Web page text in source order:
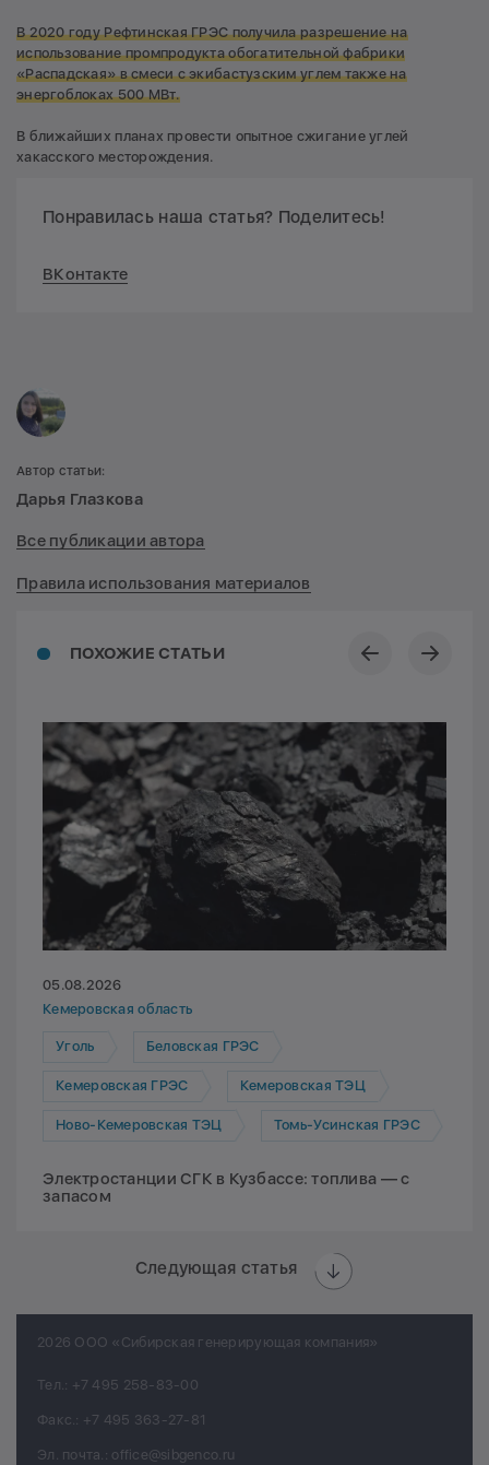
В 2020 году Рефтинская ГРЭС получила разрешение на
использование промпродукта обогатительной фабрики
«Распадская» в смеси с экибастузским углем также на
энергоблоках 500 МВт.
В ближайших планах провести опытное сжигание углей
хакасского месторождения.
Понравилась наша статья? Поделитесь!
ВКонтакте
ПОХОЖИЕ СТАТЬИ
05.08.2026
Кемеровская область
Уголь Беловская ГРЭС
Кемеровская ГРЭС Кемеровская ТЭЦ
Ново-Кемеровская ТЭЦ Томь-Усинская ГРЭС
Электростанции СГК в Кузбассе: топлива — с
запасом
Следующая статья
Автор статьи:
Дарья Глазкова
Все публикации автора
Правила использования материалов
2026 ООО «Сибирская генерирующая компания»
Тел.: +7 495 258-83-00
Факс.: +7 495 363-27-81
Эл. почта.: office@sibgenco.ru